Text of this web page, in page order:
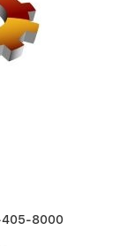
405-8000